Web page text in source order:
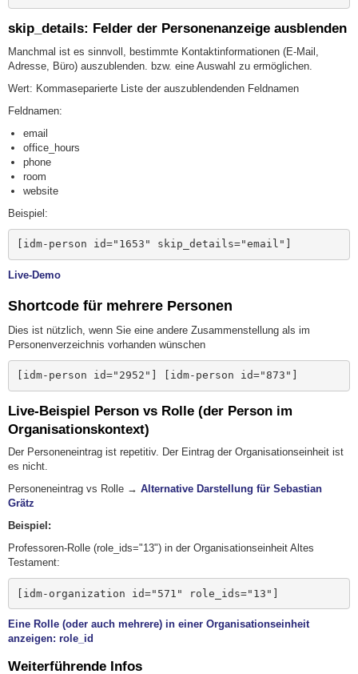
skip_details: Felder der Personenanzeige ausblenden
Manchmal ist es sinnvoll, bestimmte Kontaktinformationen (E-Mail,
Adresse, Büro) auszublenden. bzw. eine Auswahl zu ermöglichen.
Wert: Kommaseparierte Liste der auszublendenden Feldnamen
Feldnamen:
email
office_hours
phone
room
website
Beispiel:
[idm-person id="1653" skip_details="email"]
Live-Demo
Shortcode für mehrere Personen
Dies ist nützlich, wenn Sie eine andere Zusammenstellung als im
Personenverzeichnis vorhanden wünschen
[idm-person id="2952"] [idm-person id="873"]
Live-Beispiel Person vs Rolle (der Person im
Organisationskontext)
Der Personeneintrag ist repetitiv. Der Eintrag der Organisationseinheit ist
es nicht.
Personeneintrag vs Rolle → Alternative Darstellung für Sebastian
Grätz
Beispiel:
Professoren-Rolle (role_ids="13") in der Organisationseinheit Altes
Testament:
[idm-organization id="571" role_ids="13"]
Eine Rolle (oder auch mehrere) in einer Organisationseinheit
anzeigen: role_id
Weiterführende Infos